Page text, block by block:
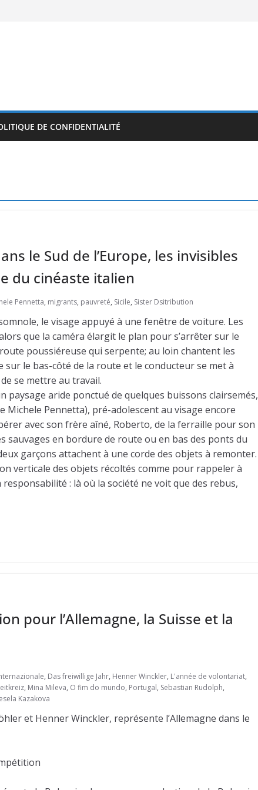
DE CONFIDENTIALITÉ
le Sud de l’Europe, les invisibles
du cinéaste italien
Pennetta, migrants, pauvreté, Sicile, Sister Dsitribution
le visage appuyé à une fenêtre de voiture. Les
que la caméra élargit le plan pour s’arrêter sur le
poussiéreuse qui serpente; au loin chantent les
le bas-côté de la route et le conducteur se met à
se mettre au travail.
paysage aride ponctué de quelques buissons clairsemés,
Michele Pennetta), pré-adolescent au visage encore
avec son frère aîné, Roberto, de la ferraille pour son
sauvages en bordure de route ou en bas des ponts du
garçons attachent à une corde des objets à remonter.
verticale des objets récoltés comme pour rappeler à
: là où la société ne voit que des rebus,
pour l’Allemagne, la Suisse et la
, Das freiwillige Jahr, Henner Winckler, L'année de volontariat,
, Mina Mileva, O fim do mundo, Portugal, Sebastian Rudolph,
Kazakova
et Henner Winckler, représente l’Allemagne dans le